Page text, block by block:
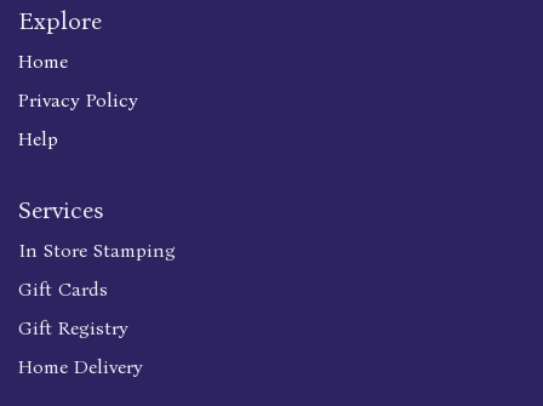
Explore
Home
Privacy Policy
Help
Services
In Store Stamping
Gift Cards
Gift Registry
Home Delivery